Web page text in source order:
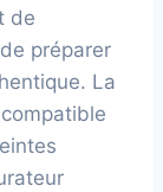
de
préparer
La